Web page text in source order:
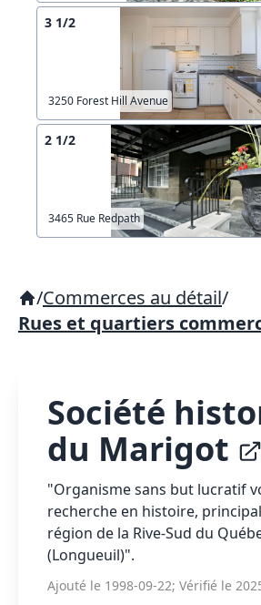
3 1/2
3250 Forest Hill Avenue
2 1/2
3465 Rue Redpath
/Commerces au détail/
Rues et quartiers
Société
du Marigot
"Organisme sans but lucratif
recherche en histoire,
région de la Rive-Sud du
(Longueuil)".
Ajouté le 1998-09-22; Vérifié le